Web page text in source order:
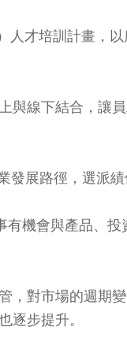
才培訓計畫，
線下結合，讓
展路徑，選派績
機會與產品、
，對市場的週期
逐步提升。